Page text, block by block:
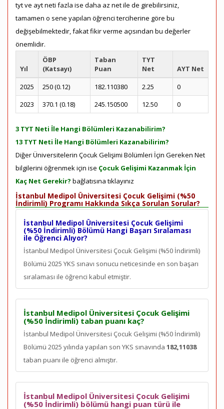
tyt ve ayt neti fazla ise daha az net ile de girebilirsiniz,
tamamen o sene yapılan öğrenci terciherine göre bu
değişebilmektedir, fakat fikir verme açısından bu değerler
önemlidir.
Yıl
ÖBP
(Katsayı)
Taban
Puan
TYT
Net
AYT Net
2025
250 (0.12) 182.110380 2.25
0
2023
370.1 (0.18) 245.150500 12.50 0
3 TYT Neti İle Hangi Bölümleri Kazanabilirim?
13 TYT Neti İle Hangi Bölümleri Kazanabilirim?
Diğer Üniversitelerin Çocuk Gelişimi Bölümleri İçin Gereken Net
bilgilerini öğrenmek için ise Çocuk Gelişimi Kazanmak İçin
Kaç Net Gerekir? bağlatısına tıklayınız
İstanbul Medipol Üniversitesi Çocuk Gelişimi (%50
İndirimli) Programı Hakkında Sıkça Sorulan Sorular?
İstanbul Medipol Üniversitesi Çocuk Gelişimi
(%50 İndirimli) Bölümü Hangi Başarı Sıralaması
ile Öğrenci Alıyor?
İstanbul Medipol Üniversitesi Çocuk Gelişimi (%50 İndirimli)
Bölümü 2025 YKS sınavı sonucu neticesinde en son başarı
sıralaması ile öğrenci kabul etmiştir.
İstanbul Medipol Üniversitesi Çocuk Gelişimi
(%50 İndirimli) taban puanı kaç?
İstanbul Medipol Üniversitesi Çocuk Gelişimi (%50 İndirimli)
Bölümü 2025 yılında yapılan son YKS sınavında 182,11038
taban puanı ile öğrenci almıştır.
İstanbul Medipol Üniversitesi Çocuk Gelişimi
(%50 İndirimli) bölümü hangi puan türü ile